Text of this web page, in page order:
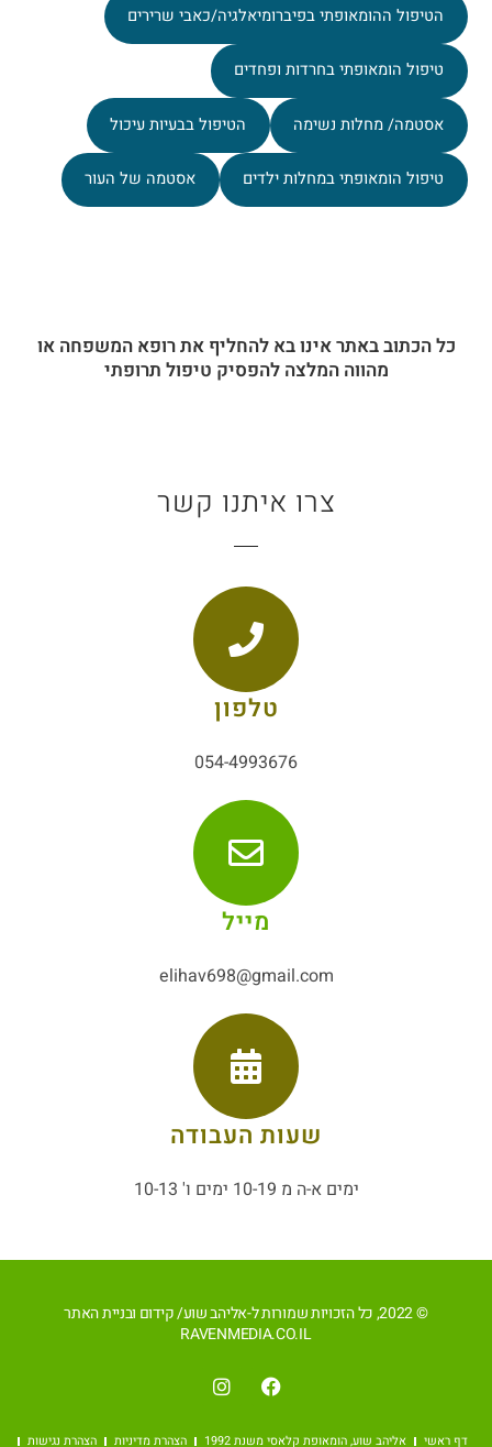
הטיפול ההומאופתי בפיברומיאלגיה/כאבי שרירים
טיפול הומאופתי בחרדות ופחדים
אסטמה/ מחלות נשימה הטיפול בבעיות עיכול
טיפול הומאופתי במחלות ילדים אסטמה של העור
כל הכתוב באתר אינו בא להחליף את רופא המשפחה או
מהווה המלצה להפסיק טיפול תרופתי
צרו איתנו קשר
טלפון
054-4993676
מייל
elihav698@gmail.com
שעות העבודה
ימים א-ה מ 10-19 ימים ו' 10-13
© 2022, כל הזכויות שמורות ל-אליהב שוע/ קידום ובניית האתר
RAVENMEDIA.CO.IL
דף ראשי אליהב שוע, הומאופת קלאסי משנת 1992 הצהרת מדיניות הצהרת נגישות